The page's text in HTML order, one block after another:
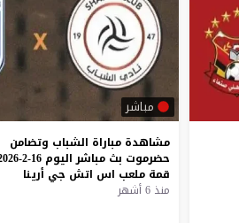
مباشر
مشاهدة مباراة الشباب وتضامن
حضرموت بث مباشر اليوم 16-2-2026
قمة ملعب اس اتش جي أرينا
منذ 6 أشهر